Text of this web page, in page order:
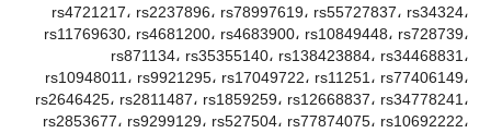
rs4721217، rs2237896، rs78997619، rs55727837، rs34324،
rs11769630، rs4681200، rs4683900، rs10849448، rs728739،
rs871134، rs35355140، rs138423884، rs34468831،
rs10948011، rs9921295، rs17049722، rs11251، rs77406149،
rs2646425، rs2811487، rs1859259، rs12668837، rs34778241،
rs2853677، rs9299129، rs527504، rs77874075، rs10692222،